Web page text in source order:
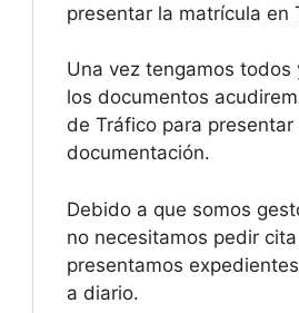
presentar la matrícula en
Una vez tengamos todos
los documentos
de Tráfico para presentar
documentación.
Debido a que somos
no necesitamos pedir
presentamos
a diario.